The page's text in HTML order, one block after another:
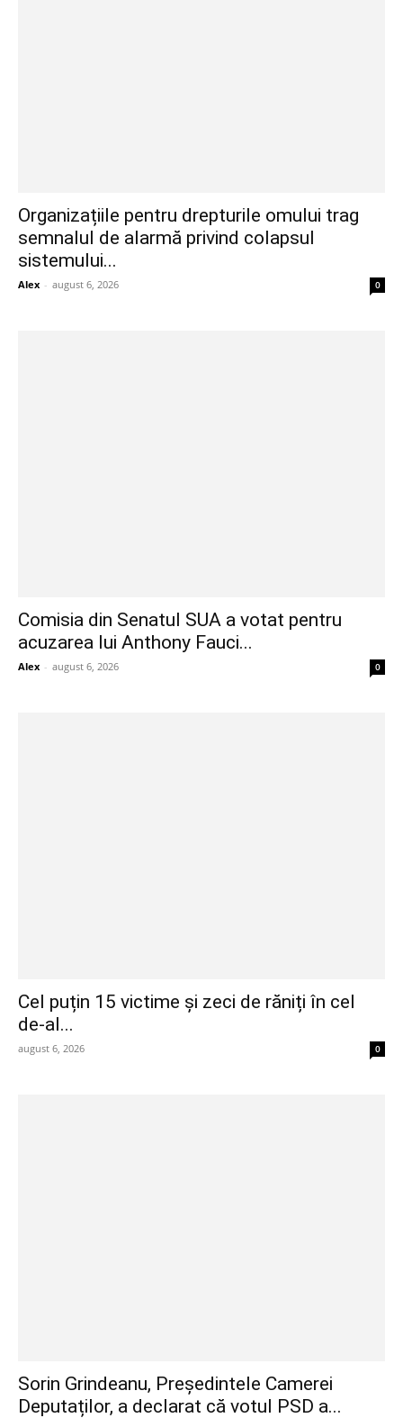
Organizațiile pentru drepturile omului trag
semnalul de alarmă privind colapsul
sistemului...
Alex - august 6, 2026 0
Comisia din Senatul SUA a votat pentru
acuzarea lui Anthony Fauci...
Alex - august 6, 2026 0
Cel puțin 15 victime și zeci de răniți în cel
de-al...
august 6, 2026 0
Sorin Grindeanu, Președintele Camerei
Deputaților, a declarat că votul PSD a...